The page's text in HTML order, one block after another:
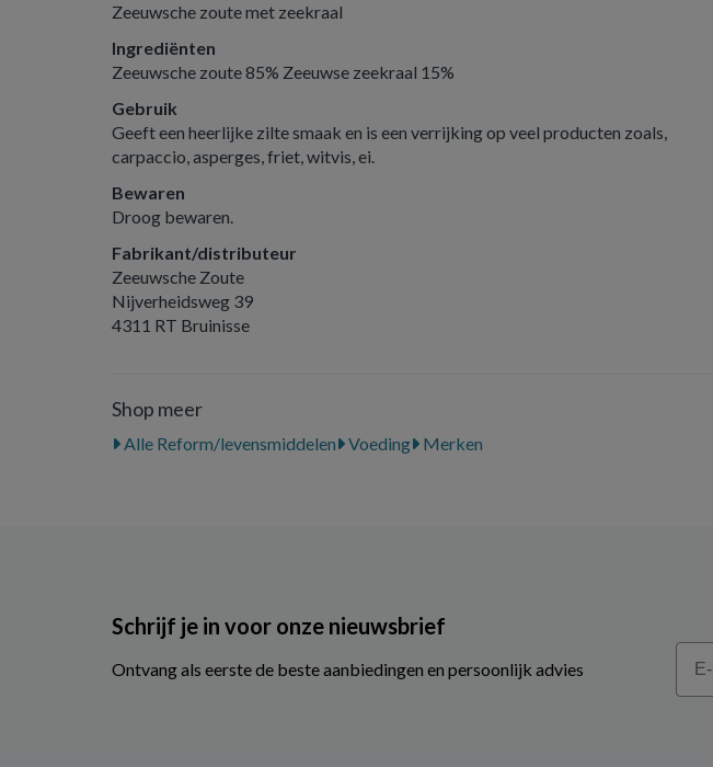
Zeeuwsche zoute met zeekraal
Ingrediënten
Zeeuwsche zoute 85% Zeeuwse zeekraal 15%
Gebruik
Geeft een heerlijke zilte smaak en is een verrijking op veel producten zoals,
carpaccio, asperges, friet, witvis, ei.
Bewaren
Droog bewaren.
Fabrikant/distributeur
Zeeuwsche Zoute
Nijverheidsweg 39
4311 RT Bruinisse
Shop meer
Alle Reform/levensmiddelen Voeding Merken
Schrijf je in voor onze nieuwsbrief
Ontvang als eerste de beste aanbiedingen en persoonlijk advies
Email